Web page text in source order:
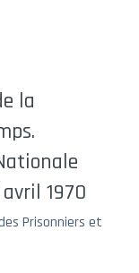
la
1970
Prisonniers et